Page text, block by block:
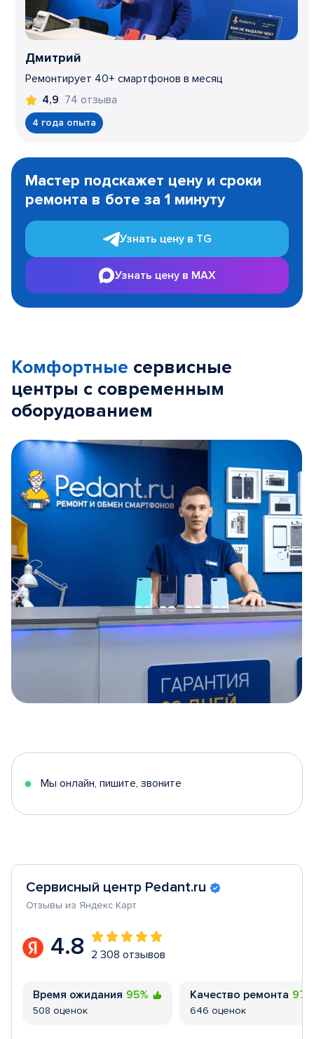
Дмитрий
Ремонтирует 40+ смартфонов в месяц
4,9 74 отзыва
4 года опыта
1
Мастер подскажет цену и сроки
ремонта в боте за 1 минуту
Узнать цену в TG
Узнать цену в MAX
Комфортные сервисные
центры с современным
оборудованием
5
Мы онлайн, пишите, звоните
Сервисный центр Pedant.ru
Отзывы из Яндекс Карт
4.8 2 308 отзывов
Время ожидания 95%
508 оценок
Качество ремонта
646 оценок